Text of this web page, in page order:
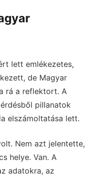
lett emlékezetes,
de Magyar
rá a reflektort. A
pillanatok
elszámoltatása lett.
Nem azt jelentette,
helye. Van. A
adatokra, az